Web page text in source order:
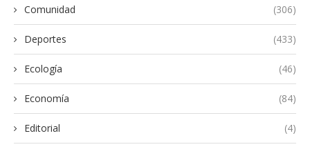
Comunidad (306)
Deportes (433)
Ecología (46)
Economía (84)
Editorial (4)